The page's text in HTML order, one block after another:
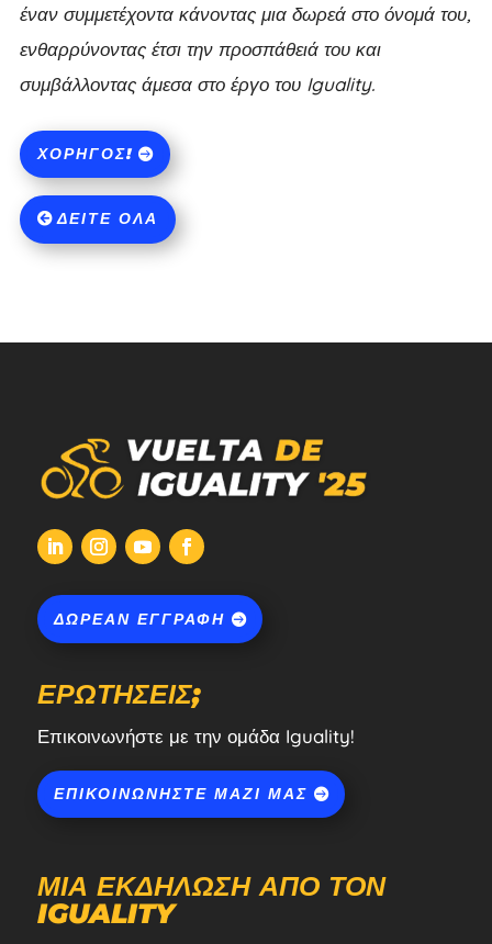
έναν συμμετέχοντα κάνοντας μια δωρεά στο όνομά του,
ενθαρρύνοντας έτσι την προσπάθειά του και
συμβάλλοντας άμεσα στο έργο του Iguality.
ΧΟΡΗΓΌΣ!
ΔΕΊΤΕ ΌΛΑ
ΔΩΡΕΆΝ ΕΓΓΡΑΦΉ
ΕΡΩΤΉΣΕΙΣ;
Επικοινωνήστε με την ομάδα Iguality!
ΕΠΙΚΟΙΝΩΝΉΣΤΕ ΜΑΖΊ ΜΑΣ
ΜΙΑ ΕΚΔΉΛΩΣΗ ΑΠΌ ΤΟΝ
IGUALITY